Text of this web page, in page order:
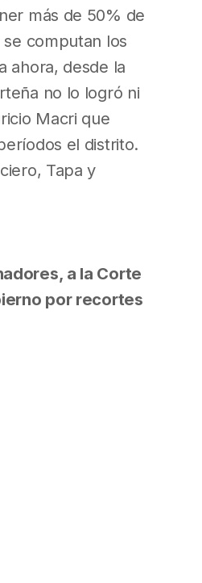
más de 50% de
computan los
ahora, desde la
no lo logró ni
Macri que
el distrito.
Tapa y
a la Corte
por recortes